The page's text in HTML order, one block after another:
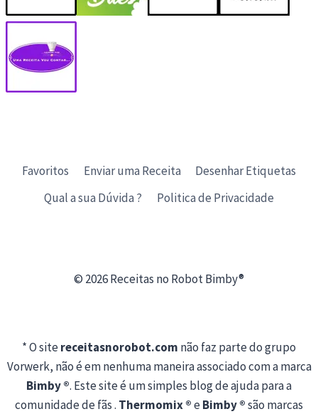
Favoritos Enviar uma Receita
Desenhar Etiquetas
Qual a sua Dúvida ?
Politica de Privacidade
© 2026 Receitas no Robot Bimby®
* O sitereceitasnorobot.com não faz parte do grupo
Vorwerk, não é em nenhuma maneira associado com a marca
Bimby ®. Este site é um simples blog de ajuda para a
comunidade de fãs . Thermomix ®eBimby ®são marcas